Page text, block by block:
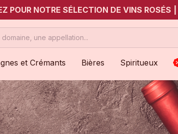
POUR NOTRE SÉLECTION DE VINS ROSÉS
et Crémants Bières Spiritueux